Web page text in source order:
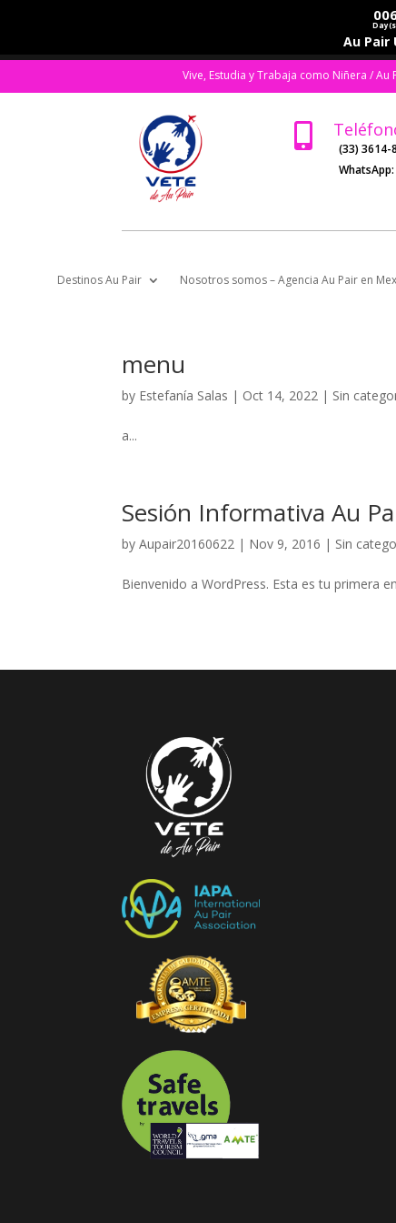
Au Pair
Vive, Estudia y Trabaja como Niñera /

(33) 3614-
Destinos Au Pair Nosotros somos – Agencia Au Pair en
menu
by Estefanía Salas | Oct 14, 2022 | Sin
a...
Sesión Informativa Au
byAupair20160622 | Nov 9, 2016 | Sin
Bienvenido a WordPress. Esta es tu primera